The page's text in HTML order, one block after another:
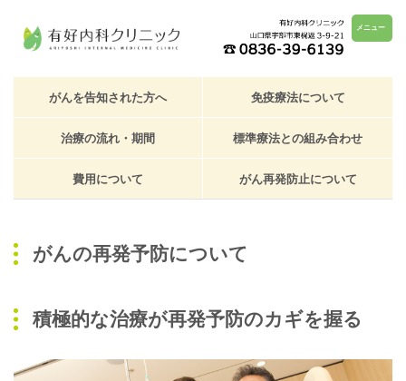
メニュー
がんを告知された方へ 免疫療法について
治療の流れ・期間 標準療法との組み合わせ
費用について がん再発防止について
がんの再発予防について
積極的な治療が再発予防のカギを握る